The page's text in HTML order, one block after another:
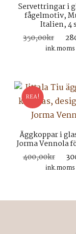
Servettringar i
fågelmotiv,
Italien, 4
350,00kr
Det
ink.moms
REA!
Äggkoppar i
Jorma Vennola
400,00kr
Det
ink.moms